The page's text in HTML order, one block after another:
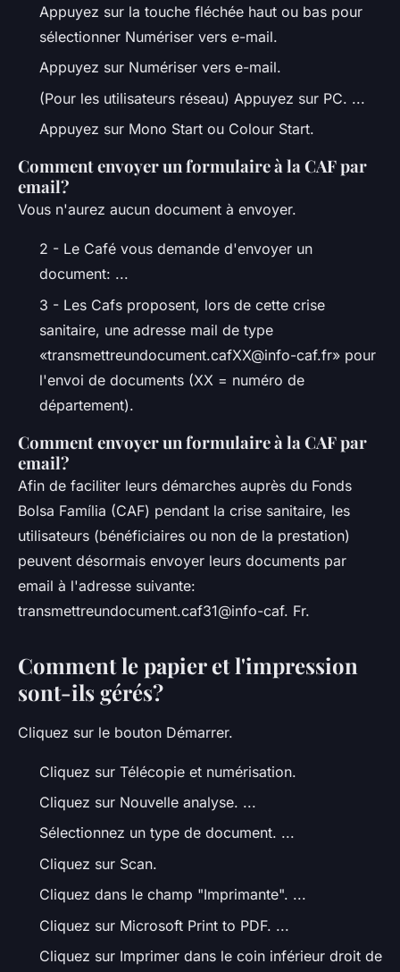
Appuyez sur la touche fléchée haut ou bas pour
sélectionner Numériser vers e-mail.
Appuyez sur Numériser vers e-mail.
(Pour les utilisateurs réseau) Appuyez sur PC. ...
Appuyez sur Mono Start ou Colour Start.
Comment envoyer un formulaire à la CAF par
email?
Vous n'aurez aucun document à envoyer.
2 - Le Café vous demande d'envoyer un
document: ...
3 - Les Cafs proposent, lors de cette crise
sanitaire, une adresse mail de type
«transmettreundocument.cafXX@info-caf.fr» pour
l'envoi de documents (XX = numéro de
département).
Comment envoyer un formulaire à la CAF par
email?
Afin de faciliter leurs démarches auprès du Fonds
Bolsa Família (CAF) pendant la crise sanitaire, les
utilisateurs (bénéficiaires ou non de la prestation)
peuvent désormais envoyer leurs documents par
email à l'adresse suivante:
transmettreundocument.caf31@info-caf. Fr.
Comment le papier et l'impression
sont-ils gérés?
Cliquez sur le bouton Démarrer.
Cliquez sur Télécopie et numérisation.
Cliquez sur Nouvelle analyse. ...
Sélectionnez un type de document. ...
Cliquez sur Scan.
Cliquez dans le champ "Imprimante". ...
Cliquez sur Microsoft Print to PDF. ...
Cliquez sur Imprimer dans le coin inférieur droit de